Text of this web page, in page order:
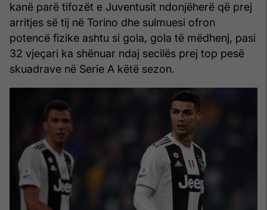
kanë parë tifozët e Juventusit ndonjëherë që prej
arritjes së tij në Torino dhe sulmuesi ofron
potencë fizike ashtu si gola, gola të mëdhenj, pasi
32 vjeçari ka shënuar ndaj secilës prej top pesë
skuadrave në Serie A këtë sezon.